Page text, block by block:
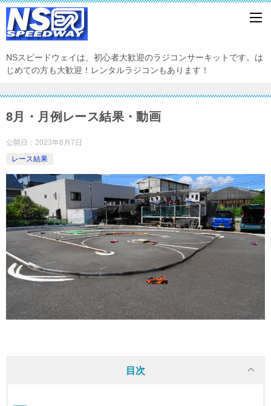
NSスピードウェイは、初心者大歓迎のラジコンサーキットです。は
じめての方も大歓迎！レンタルラジコンもあります！
8月・月例レース結果・動画
公開日： 2023年8月7日
レース結果
目次